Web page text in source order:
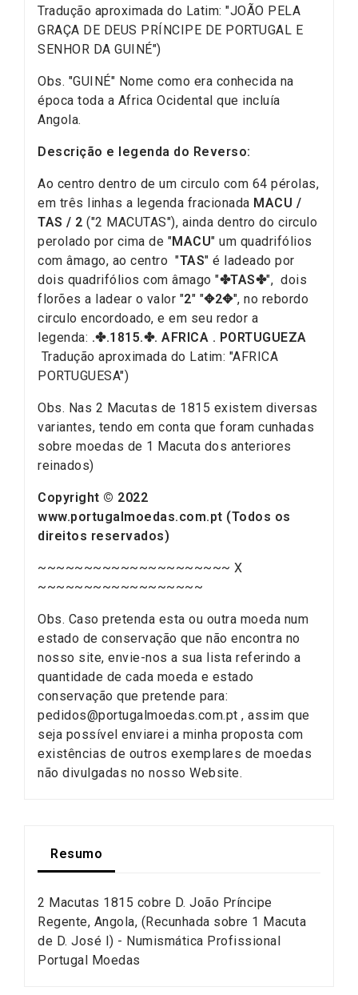
Tradução aproximada do Latim: "JOÃO PELA
GRAÇA DE DEUS PRÍNCIPE DE PORTUGAL E
SENHOR DA GUINÉ")
Obs. "GUINÉ" Nome como era conhecida na
época toda a Africa Ocidental que incluía
Angola.
Descrição e legenda do Reverso:
Ao centro dentro de um circulo com 64 pérolas,
em três linhas a legenda fracionada MACU /
TAS / 2 ("2 MACUTAS"), ainda dentro do circulo
perolado por cima de "MACU" um quadrifólios
com âmago, ao centro "TAS" é ladeado por
dois quadrifólios com âmago "✤TAS✤", dois
florões a ladear o valor "2" "✥2✥", no rebordo
circulo encordoado, e em seu redor a
legenda: .✤.1815.✤. AFRICA . PORTUGUEZA
Tradução aproximada do Latim: "AFRICA
PORTUGUESA")
Obs. Nas 2 Macutas de 1815 existem diversas
variantes, tendo em conta que foram cunhadas
sobre moedas de 1 Macuta dos anteriores
reinados)
Copyright © 2022
www.portugalmoedas.com.pt (Todos os
direitos reservados)
~~~~~~~~~~~~~~~~~~~~~ X
~~~~~~~~~~~~~~~~~~
Obs. Caso pretenda esta ou outra moeda num
estado de conservação que não encontra no
nosso site, envie-nos a sua lista referindo a
quantidade de cada moeda e estado
conservação que pretende para:
pedidos@portugalmoedas.com.pt , assim que
seja possível enviarei a minha proposta com
existências de outros exemplares de moedas
não divulgadas no nosso Website.
Resumo
2 Macutas 1815 cobre D. João Príncipe
Regente, Angola, (Recunhada sobre 1 Macuta
de D. José I) - Numismática Profissional
Portugal Moedas